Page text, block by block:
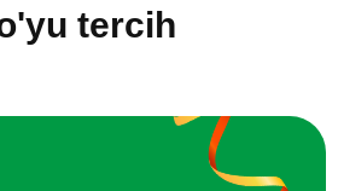
2000 TL
tercih